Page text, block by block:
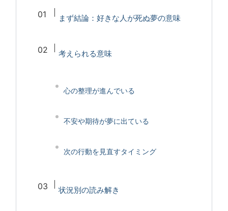
まず結論：好きな人が死ぬ夢の意味
考えられる意味
心の整理が進んでいる
不安や期待が夢に出ている
次の行動を見直すタイミング
状況別の読み解き